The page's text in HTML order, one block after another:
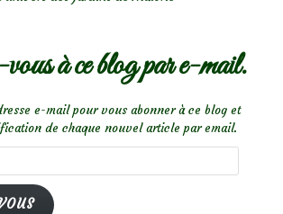
à ce blog par e-mail.
e-mail pour vous abonner à ce blog et
de chaque nouvel article par email.